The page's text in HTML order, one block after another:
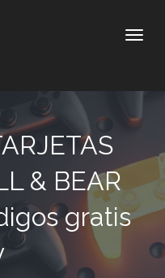
& BEAR
gratis